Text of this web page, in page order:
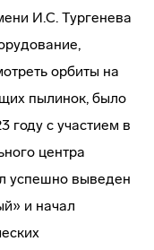
И.С. Тургенева
орбиты на
пылинок, было
году с участием в
центра
успешно выведен
и начал